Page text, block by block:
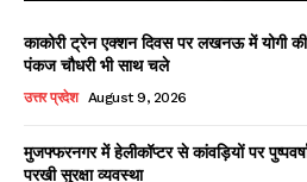
काकोरी ट्रेन एक्शन दिवस पर लखनऊ में योगी
पंकज चौधरी भी साथ चले
उत्तर प्रदेश August 9, 2026
मुजफ्फरनगर में हेलीकॉप्टर से कांवड़ियों पर
परखी सुरक्षा व्यवस्था